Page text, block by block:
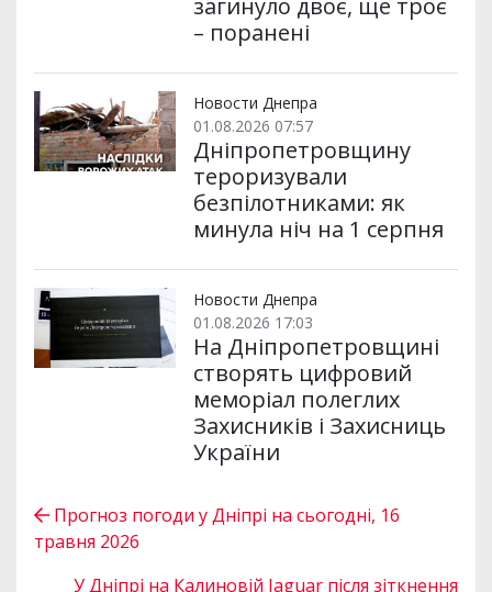
загинуло двоє, ще троє
– поранені
Новости Днепра
01.08.2026 07:57
Дніпропетровщину
тероризували
безпілотниками: як
минула ніч на 1 серпня
Новости Днепра
01.08.2026 17:03
На Дніпропетровщині
створять цифровий
меморіал полеглих
Захисників і Захисниць
України
Прогноз погоди у Дніпрі на сьогодні, 16
травня 2026
У Дніпрі на Калиновій Jaguar після зіткнення